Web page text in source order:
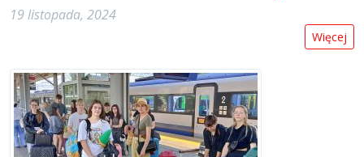
19 listopada, 2024
Więcej